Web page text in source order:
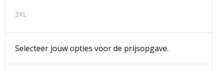
3XL
Selecteer jouw opties voor de prijsopgave.